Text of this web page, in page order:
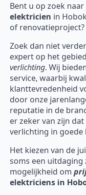
Bent u op zoek naar
elektricien in
of renovatieproject?
Zoek dan niet
expert op het
verlichting. Wij
service, waarbij
klanttevredenheid
door onze
reputatie in de
er zeker van zijn
verlichting in goede
Het kiezen van de
soms een uitdaging
mogelijkheid om
elektriciens in